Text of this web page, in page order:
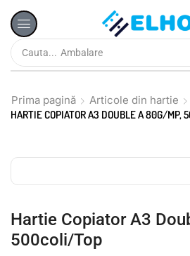
Cauta... Ambalare
Prima pagină Articole din hartie
HARTIE COPIATOR A3 DOUBLE A 80G/MP,
Hartie Copiator A3
500coli/top